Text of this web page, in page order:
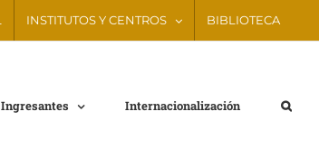
INSTITUTOS Y CENTROS BIBLIOTECA
Ingresantes Internacionalización